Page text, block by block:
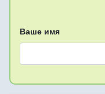
Ваше имя